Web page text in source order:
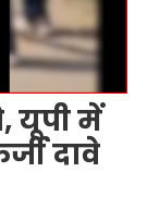
यूपी में
दावे